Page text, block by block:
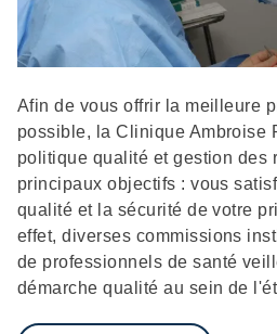
Description
Afin de vous offrir la meilleure
possible, la Clinique Ambroise
politique qualité et gestion des
principaux objectifs : vous
qualité et la sécurité de votre
effet, diverses commissions
de professionnels de santé
démarche qualité au sein de